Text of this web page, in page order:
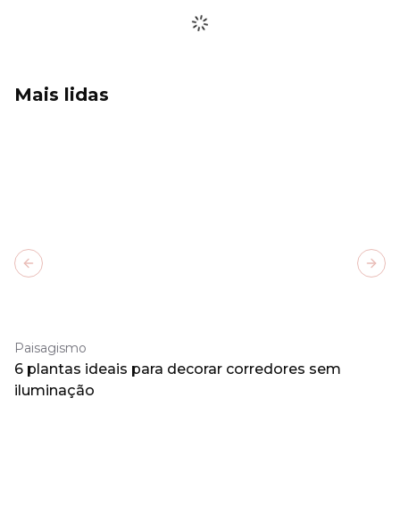
Mais lidas
Paisagismo
6 plantas ideais para decorar corredores sem
iluminação
Previous slide